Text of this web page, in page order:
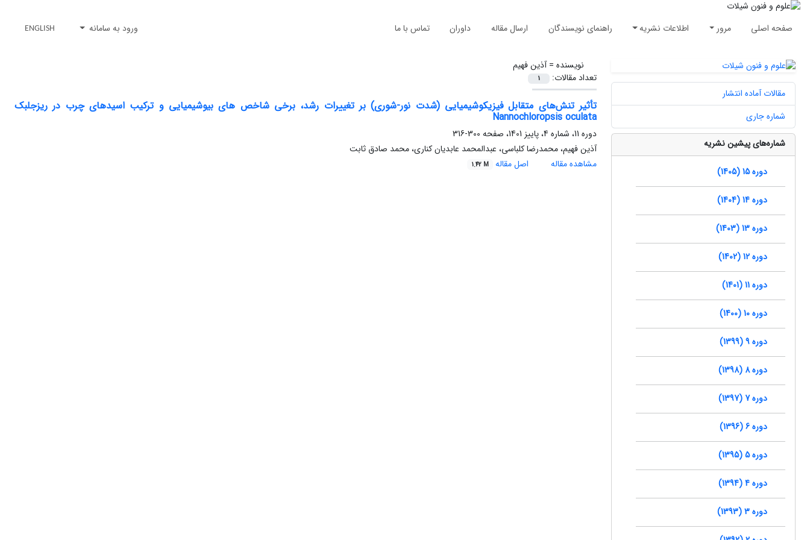
صفحه اصلی مرور اطلاعات نشریه راهنمای نویسندگان ارسال مقاله داوران تماس با ما ورود به سامانه ENGLISH
نویسنده =آذین فهیم
تعداد مقالات:
1
تأثیر تنش‌های متقابل فیزیکوشیمیایی (شدت نور-شوری) بر تغییرات رشد، برخی شاخص های بیوشیمیایی و ترکیب اسیدهای چرب در ریزجلبک
Nannochloropsis oculata
دوره 11، شماره 4، پاییز 1401، صفحه
300-316
آذین فهیم، محمدرضا کلباسی، عبدالمحمد عابدیان کناری، محمد صادق ثابت
مشاهده مقاله
اصل مقاله 1.42 M
مقالات آماده انتشار
شماره جاری
شماره‌های پیشین نشریه
دوره 15 (1405)
دوره 14 (1404)
دوره 13 (1403)
دوره 12 (1402)
دوره 11 (1401)
دوره 10 (1400)
دوره 9 (1399)
دوره 8 (1398)
دوره 7 (1397)
دوره 6 (1396)
دوره 5 (1395)
دوره 4 (1394)
دوره 3 (1393)